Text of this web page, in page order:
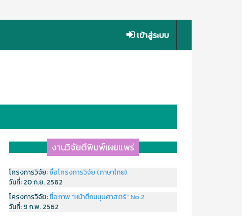
เข้าสู่ระบบ
งานวิจัยตีพิมพ์เผยแพร่
โครงการวิจัย:ชื่อโครงการวิจัย (ภาษาไทย)
วันที่:20 ก.ย. 2562
โครงการวิจัย:ชื่อภาพ “หน้าตึกมนุษศาสตร์” No.2
วันที่:9 ก.พ. 2562